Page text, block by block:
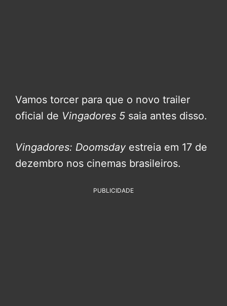
Vamos torcer para que o novo trailer
oficial de Vingadores 5 saia antes disso.
Vingadores: Doomsday estreia em 17 de
dezembro nos cinemas brasileiros.
PUBLICIDADE